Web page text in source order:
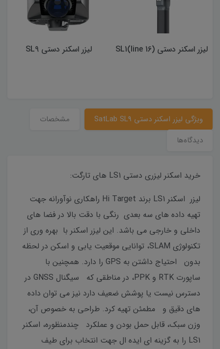
لیزر اسکنر دستی (16 line)SL1 لیزر اسکنر دستی SL9
ویژگی لیزر اسکنر دستی SatLab SL9
مشخصات
دیدگاه‌ها
خرید اسکنر لیزری دستی LS1 های تارگت:
لیزر اسکنر LS1 برند Hi Target راهکاری نوآورانه جهت
تهیه داده های سه بعدی رنگی با دقت بالا در فضا های
داخلی و خارجی می باشد. این لیزر اسکنر با بهره وری از
تکنولوژی SLAM، توانایی موقعیت یابی و اسکن در لحظه
بدون احتیاج داشتن به GPS را دارد. همچنین با
ساپورت RTK و PPK، در مناطقی که سیگنال GNSS در
دسترس نیست یا پوشش ضعیف دارد نیز می توان داده
های دقیق و مطمئن تهیه کرد. طراحی به خصوص آن،
وزن سبک، قابل حمل بودن و عملکرد چندمنظوره، اسکنر
LS1 را به گزینه ای ایده ال جهت انتخاب برای طیف